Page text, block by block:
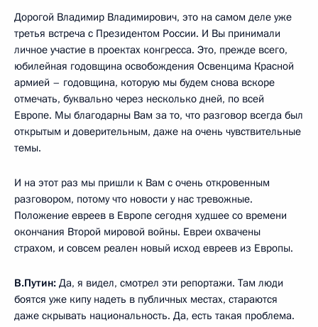
Дорогой Владимир Владимирович, это на самом деле уже
третья встреча с Президентом России. И Вы принимали
личное участие в проектах конгресса. Это, прежде всего,
юбилейная годовщина освобождения Освенцима Красной
армией – годовщина, которую мы будем снова вскоре
отмечать, буквально через несколько дней, по всей
Европе. Мы благодарны Вам за то, что разговор всегда был
открытым и доверительным, даже на очень чувствительные
темы.
И на этот раз мы пришли к Вам с очень откровенным
разговором, потому что новости у нас тревожные.
Положение евреев в Европе сегодня худшее со времени
окончания Второй мировой войны. Евреи охвачены
страхом, и совсем реален новый исход евреев из Европы.
В.Путин: Да, я видел, смотрел эти репортажи. Там люди
боятся уже кипу надеть в публичных местах, стараются
даже скрывать национальность. Да, есть такая проблема.